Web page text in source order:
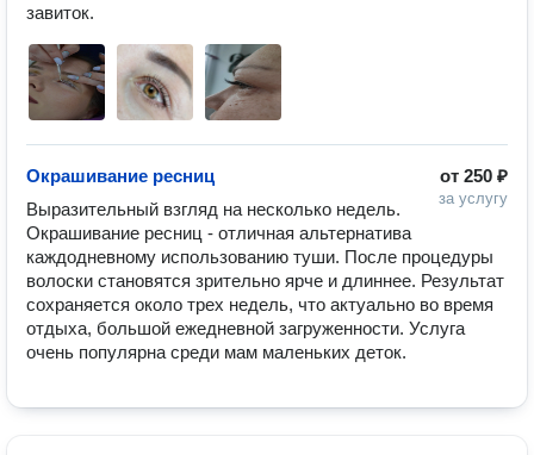
завиток.
от 250 ₽
за услугу
Окрашивание ресниц
Выразительный взгляд на несколько недель.
Окрашивание ресниц - отличная альтернатива
каждодневному использованию туши. После процедуры
волоски становятся зрительно ярче и длиннее. Результат
сохраняется около трех недель, что актуально во время
отдыха, большой ежедневной загруженности. Услуга
очень популярна среди мам маленьких деток.